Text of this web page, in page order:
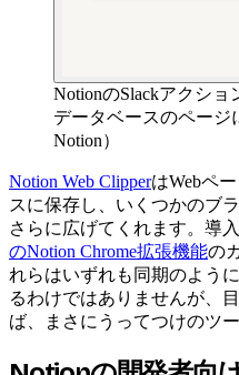
NotionのSlackアクシ
データベースのページ
Notion）
Notion Web ClipperはWebペ
スに保存し、いくつかのブ
さらに広げてくれます。導
のNotion Chrome拡張機能の
れらはいずれも同期のよう
るわけではありませんが、
ば、まさにうってつけのツー